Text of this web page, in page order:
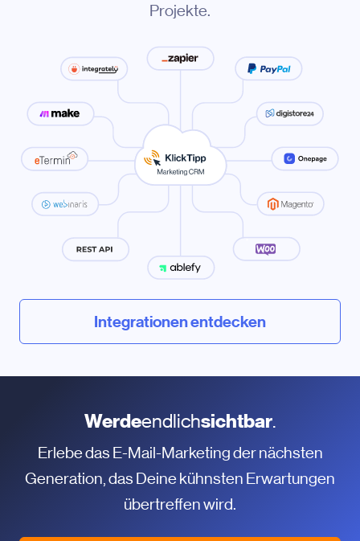
Projekte.
Integrationen entdecken
Werdeendlichsichtbar.
Erlebe das E-Mail-Marketing der nächsten
Generation, das Deine kühnsten Erwartungen
übertreffen wird.